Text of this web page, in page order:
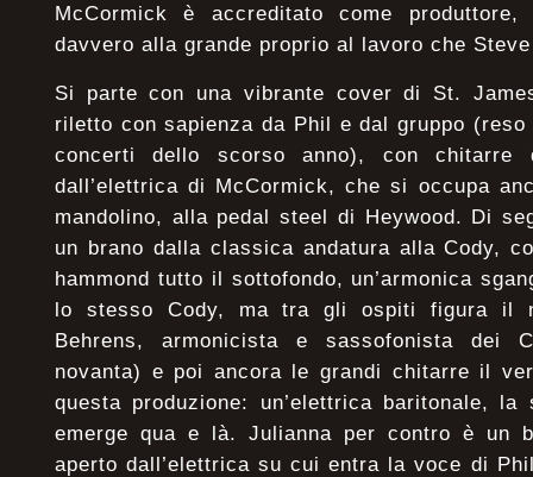
McCormick è accreditato come
davvero alla grande proprio al lavoro che
Si parte con una vibrante cover di St.
riletto con sapienza da Phil e dal gruppo
concerti dello scorso anno), con chitarre
dall’elettrica di McCormick, che si occupa
mandolino, alla pedal steel di Heywood. Di
un brano dalla classica andatura alla Cody,
hammond tutto il sottofondo, un’armonica
lo stesso Cody, ma tra gli ospiti figura il
Behrens, armonicista e sassofonista dei
novanta) e poi ancora le grandi chitarre il
questa produzione: un’elettrica baritonale,
emerge qua e là. Julianna per contro è un
aperto dall’elettrica su cui entra la voce di